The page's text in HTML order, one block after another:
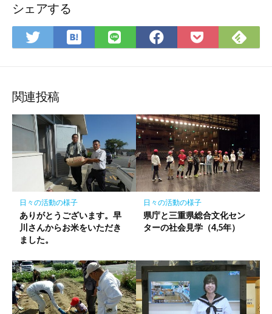
シェアする
Twitter
で
ア
は
て
マ
ー
ク
に
保
存
LINE
で
Facebook
で
Pocket
に
で
関連投稿
日々の活動の様子
ありがとうございます。早
川さんからお米をいただき
ました。
日々の活動の様子
県庁と三重県総合文化セン
ターの社会見学（4,5年）